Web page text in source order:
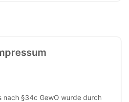
nach §34c GewO wurde durch